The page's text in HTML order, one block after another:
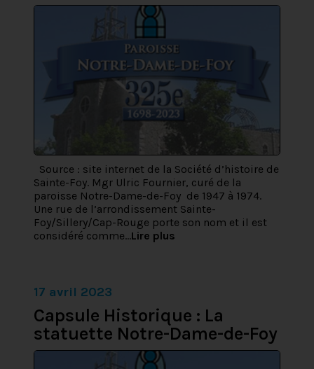
Source : site internet de la Société d’histoire de
Sainte-Foy. Mgr Ulric Fournier, curé de la
paroisse Notre-Dame-de-Foy de 1947 à 1974.
Une rue de l’arrondissement Sainte-
Foy/Sillery/Cap-Rouge porte son nom et il est
considéré comme...Lire plus
17 avril 2023
Capsule Historique : La
statuette Notre-Dame-de-Foy